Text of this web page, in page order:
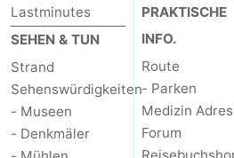
Lastminutes
SEHEN & TUN
Strand
Sehenswürdigkeiten
- Museen
- Denkmäler
PRAKTISCHE
INFO.
Route
- Parken
Medizin
Forum